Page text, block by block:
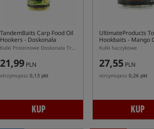
TandemBaits Carp Food Oil
Hookers - Doskonała
Truskawka
Kulki Proteinowe Doskonała Truskawka
21,99 PLN
otrzymujesz 0,13 pkt
KUP
UltimateProducts
Hookbaits - Mango
Crab
Kulki haczykowe
27,55 PLN
otrzymujesz 0,26 pkt
KUP